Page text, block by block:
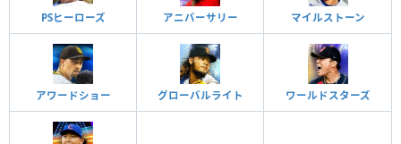
PSヒーローズ アニバーサリー マイルストーン
アワードショー グローバルライト ワールドスターズ